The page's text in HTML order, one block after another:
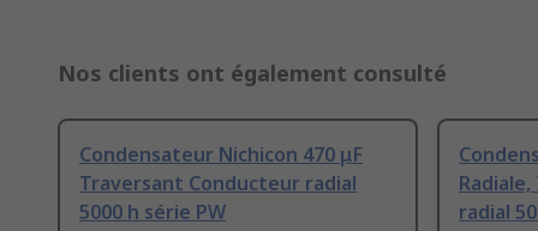
Nos clients ont également consulté
Condensateur Nichicon 470 μF
Traversant Conducteur radial
5000 h série PW
radial